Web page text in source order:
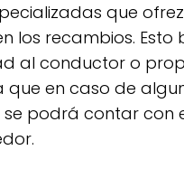
que
los recambios. Esto
al conductor o
que en caso de
podrá contar con